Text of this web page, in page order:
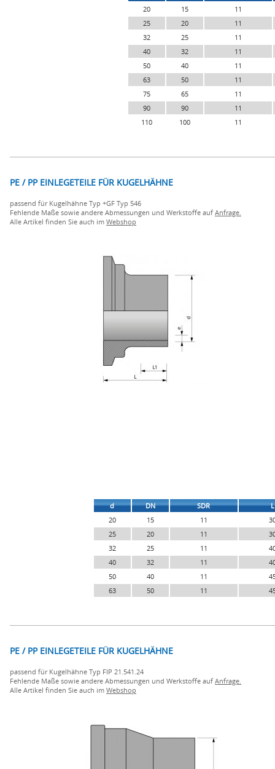
20
15
11
25
20
11
32
25
11
40
32
11
50
40
11
63
50
11
75
65
11
90
90
11
110
100 11
PE / PP EINLEGETEILE FÜR KUGELHÄHNE
passend für Kugelhähne Typ +GF Typ 546
Fehlende Maße sowie andere Abmessungen und Werkstoffe auf Anfrage.
Alle Artikel finden Sie auch im Webshop
d DN SDR
L
20
15 11
25
20 11
32
25 11
40
32 11
50
40 11
63
50 11
PE / PP EINLEGETEILE FÜR KUGELHÄHNE
passend für Kugelhähne Typ FIP 21.541.24
Fehlende Maße sowie andere Abmessungen und Werkstoffe auf Anfrage.
Alle Artikel finden Sie auch im Webshop